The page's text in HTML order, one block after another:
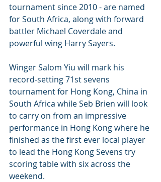
tournament since 2010 - are named
for South Africa, along with forward
battler Michael Coverdale and
powerful wing Harry Sayers.
Winger Salom Yiu will mark his
record-setting 71st sevens
tournament for Hong Kong, China in
South Africa while Seb Brien will look
to carry on from an impressive
performance in Hong Kong where he
finished as the first ever local player
to lead the Hong Kong Sevens try
scoring table with six across the
weekend.